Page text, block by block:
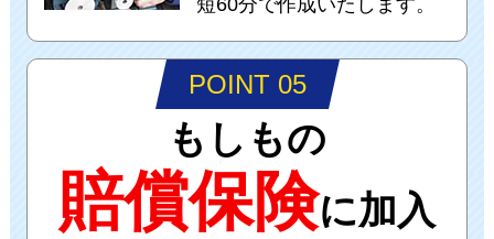
POINT 05
もしもの
賠償保険に加入